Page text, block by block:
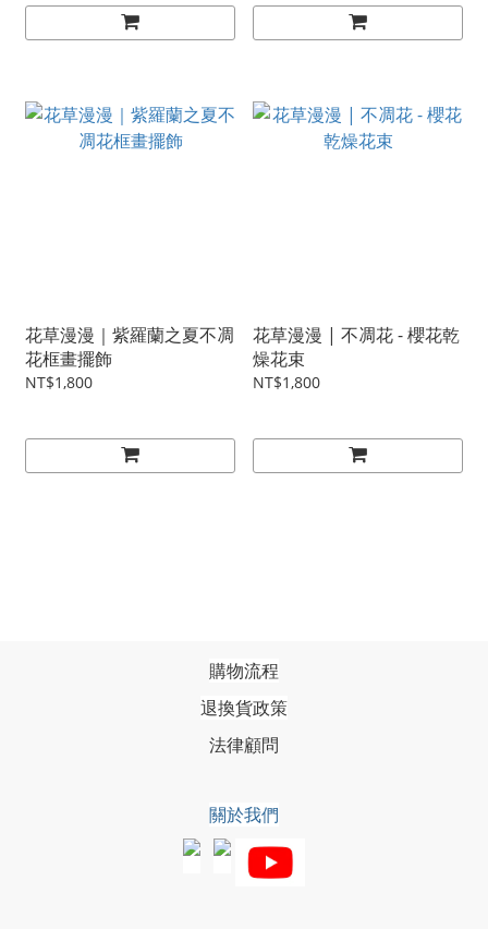
花草漫漫｜紫羅蘭之夏不凋
花框畫擺飾
NT$1,800
花草漫漫 | 不凋花 - 櫻花乾
燥花束
NT$1,800
購物流程
退換貨政策
法律顧問
關於我們